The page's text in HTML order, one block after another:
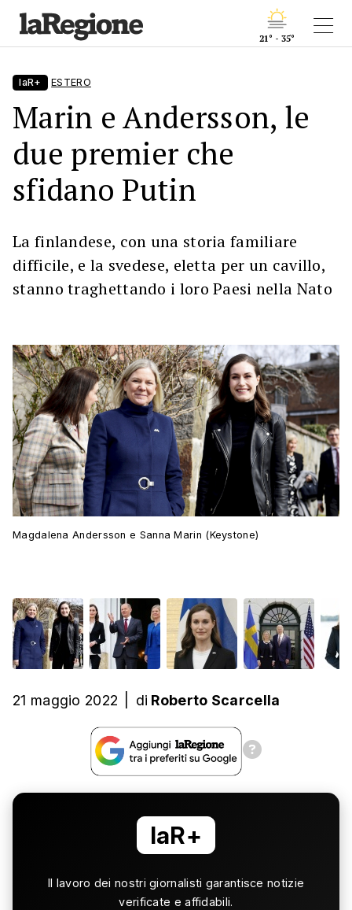
21° - 35°
laR+ ESTERO
Marin e Andersson, le
due premier che
sfidano Putin
La finlandese, con una storia familiare
difficile, e la svedese, eletta per un cavillo,
stanno traghettando i loro Paesi nella Nato
Magdalena Andersson e Sanna Marin (Keystone)
21 maggio 2022 di Roberto Scarcella
laR+
Il lavoro dei nostri giornalisti garantisce notizie
verificate e affidabili.